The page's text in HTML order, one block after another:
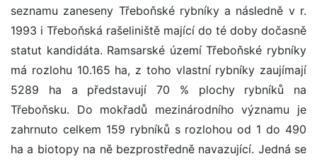
seznamu zaneseny Třeboňské rybníky a následně v r.
1993 i Třeboňská rašeliniště mající do té doby dočasně
statut kandidáta. Ramsarské území Třeboňské rybníky
má rozlohu 10.165 ha, z toho vlastní rybníky zaujímají
5289 ha a představují 70 % plochy rybníků na
Třeboňsku. Do mokřadů mezinárodního významu je
zahrnuto celkem 159 rybníků s rozlohou od 1 do 490
ha a biotopy na ně bezprostředně navazující. Jedná se